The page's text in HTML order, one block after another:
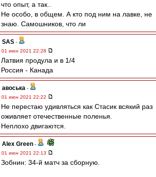
что опыт, а так..
Не особо, в общем. А кто под ним на лавке, не
знаю. Самошников, что ли
SAS -
01 июн 2021 22:28
Латвия продула и в 1/4
Россия - Канада
авоська -
01 июн 2021 22:22
Не перестаю удивляться как Стасик всякий раз
оживляет отечественные поленья.
Неплохо двигаются.
Alex Green -
01 июн 2021 22:13
Зобнин: 34-й матч за сборную.